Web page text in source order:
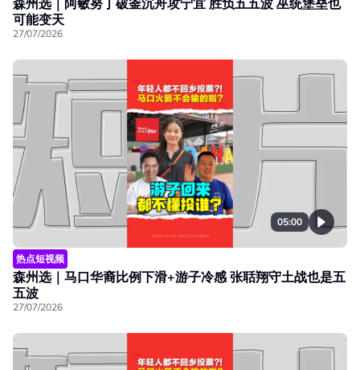
可能变天
27/07/2026
05:00
热点短视频
森州选｜马口华裔比例下滑+游子冷感 张聒翔守土战也是五
五波
27/07/2026